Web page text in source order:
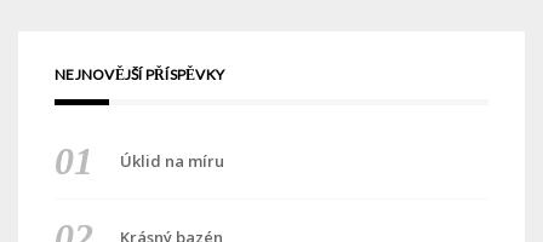
NEJNOVĚJŠÍ PŘÍSPĚVKY
Úklid na míru
Krásný bazén